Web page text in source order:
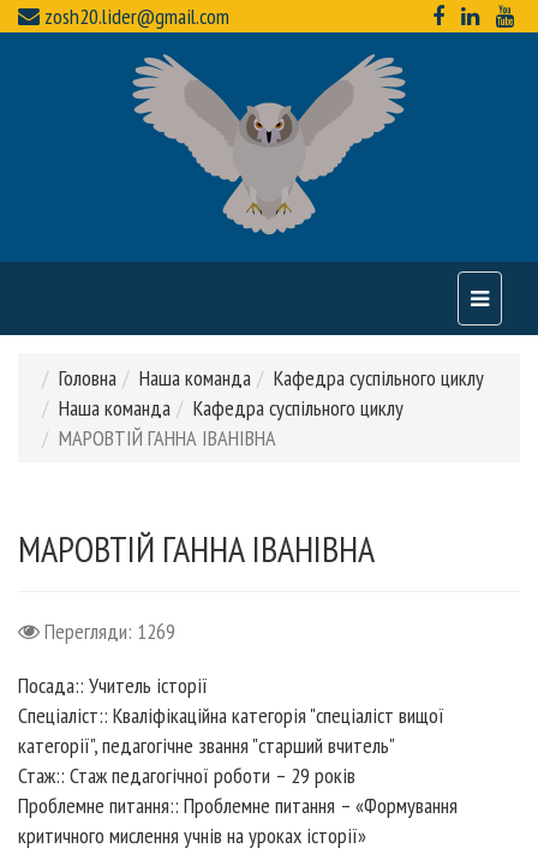
zosh20.lider@gmail.com
Toggle
Головна
Наша команда
Кафедра суспільного циклу
Наша команда
Кафедра суспільного циклу
МАРОВТІЙ ГАННА ІВАНІВНА
МАРОВТІЙ ГАННА ІВАНІВНА
Перегляди: 1269
Посада:: Учитель історії
Спеціаліст:: Кваліфікаційна категорія "спеціаліст вищої
категорії", педагогічне звання "старший вчитель"
Стаж:: Стаж педагогічної роботи – 29 років
Проблемне питання:: Проблемне питання – «Формування
критичного мислення учнів на уроках історії»